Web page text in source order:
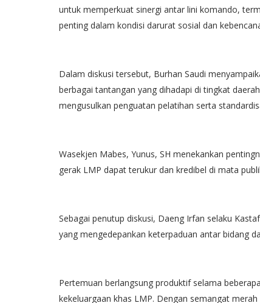
untuk memperkuat sinergi antar lini komando,
penting dalam kondisi darurat sosial dan
Dalam diskusi tersebut, Burhan Saudi
berbagai tantangan yang dihadapi di tingkat
mengusulkan penguatan pelatihan serta
Wasekjen Mabes, Yunus, SH menekankan
gerak LMP dapat terukur dan kredibel di mata
Sebagai penutup diskusi, Daeng Irfan selaku
yang mengedepankan keterpaduan antar bidang
Pertemuan berlangsung produktif selama
kekeluargaan khas LMP. Dengan semangat